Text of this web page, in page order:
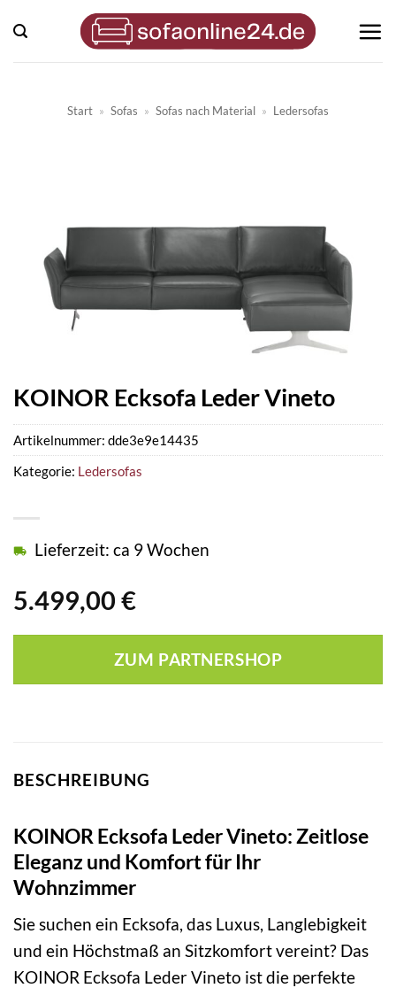
Inhalt
springen
Start » Sofas » Sofas nach Material » Ledersofas
KOINOR Ecksofa Leder Vineto
5.499,00 €
Lieferzeit: ca 9 Wochen
ZUM PARTNERSHOP
Artikelnummer: dde3e9e14435
Kategorie: Ledersofas
BESCHREIBUNG
KOINOR Ecksofa Leder Vineto: Zeitlose
Eleganz und Komfort für Ihr
Wohnzimmer
Sie suchen ein Ecksofa, das Luxus, Langlebigkeit
und ein Höchstmaß an Sitzkomfort vereint? Das
KOINOR Ecksofa Leder Vineto ist die perfekte